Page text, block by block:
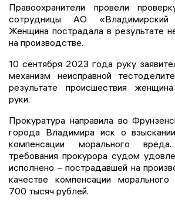
Правоохранители провели
сотрудницы АО «Владимирский
Женщина пострадала в результате
на производстве.
10 сентября 2023 года руку
механизм неисправной
результате происшествия
руки.
Прокуратура направила во
города Владимира иск о
компенсации морального
требования прокурора судом
исполнено – пострадавшей на
качестве компенсации
700 тысяч рублей.